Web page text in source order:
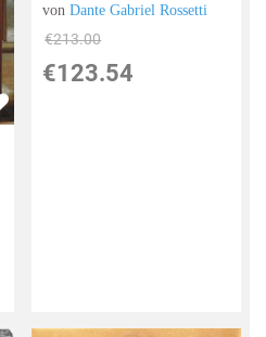
vonDante Gabriel Rossetti
€213.00
€123.54